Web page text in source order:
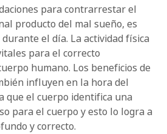
para contrarrestar el
producto del mal sueño, es
el día. La actividad física
para el correcto
humano. Los beneficios de
influyen en la hora del
que el cuerpo identifica una
para el cuerpo y esto lo logra a
y correcto.